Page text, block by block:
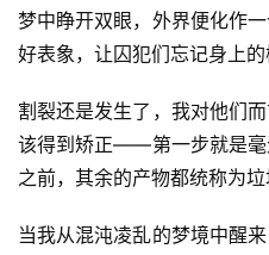
梦中睁开双眼，外界便化作
好表象，让囚犯们忘记身上的
割裂还是发生了，我对他们
该得到矫正——第一步就是毫
之前，其余的产物都统称为垃
当我从混沌凌乱的梦境中醒